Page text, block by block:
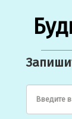
Введите